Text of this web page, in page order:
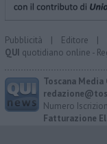
Pubblicità | Editore |
QUI quotidiano online -
Toscana Media
Numero
Fatturazione